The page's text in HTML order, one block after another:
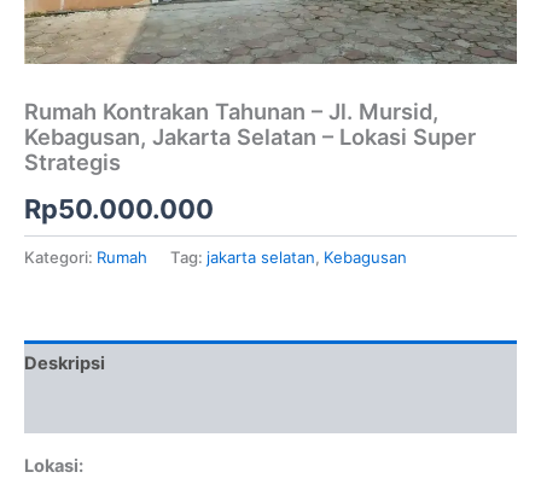
Rumah Kontrakan Tahunan – Jl. Mursid,
Kebagusan, Jakarta Selatan – Lokasi Super
Strategis
Rp50.000.000
Kategori: Rumah Tag: jakarta selatan, Kebagusan
Deskripsi
Lokasi: